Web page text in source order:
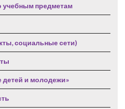
учебным предметам
социальные сети)
детей и молодежи»